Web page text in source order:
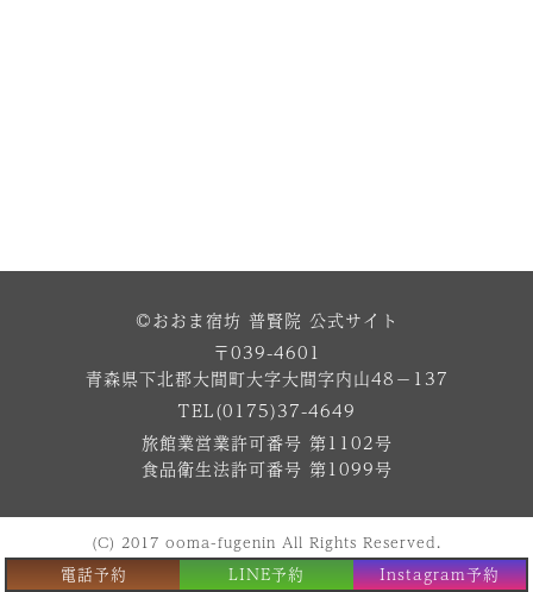
©おおま宿坊 普賢院 公式サイト
〒039-4601
青森県下北郡大間町大字大間字内山48−137
TEL(0175)37-4649
旅館業営業許可番号 第1102号
食品衛生法許可番号 第1099号
(C) 2017 ooma-fugenin All Rights Reserved.
電話予約 LINE予約 Instagram予約